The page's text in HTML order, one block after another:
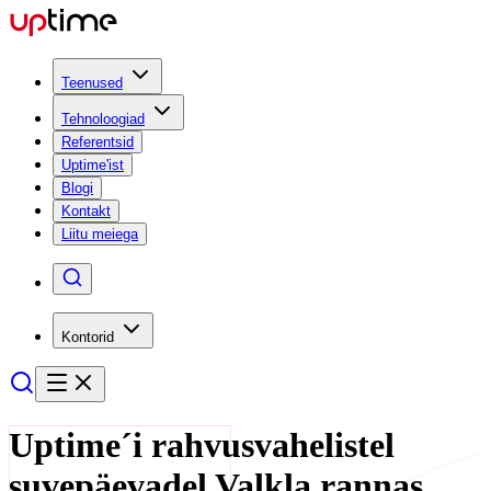
Teenused
Tehnoloogiad
Referentsid
Uptime'ist
Blogi
Kontakt
Liitu meiega
Kontorid
Uptime´i rahvusvahelistel